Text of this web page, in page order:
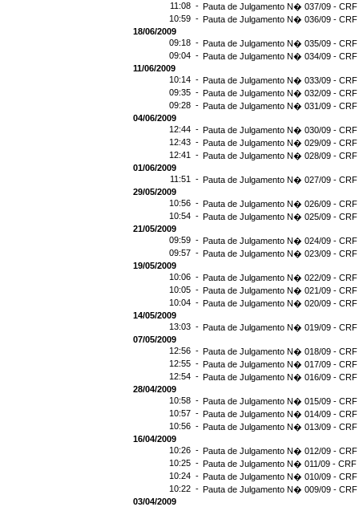
11:08 - Pauta de Julgamento N� 037/09 - CRF
10:59 - Pauta de Julgamento N� 036/09 - CRF
18/06/2009
09:18 - Pauta de Julgamento N� 035/09 - CRF
09:04 - Pauta de Julgamento N� 034/09 - CRF
11/06/2009
10:14 - Pauta de Julgamento N� 033/09 - CRF
09:35 - Pauta de Julgamento N� 032/09 - CRF
09:28 - Pauta de Julgamento N� 031/09 - CRF
04/06/2009
12:44 - Pauta de Julgamento N� 030/09 - CRF
12:43 - Pauta de Julgamento N� 029/09 - CRF
12:41 - Pauta de Julgamento N� 028/09 - CRF
01/06/2009
11:51 - Pauta de Julgamento N� 027/09 - CRF
29/05/2009
10:56 - Pauta de Julgamento N� 026/09 - CRF
10:54 - Pauta de Julgamento N� 025/09 - CRF
21/05/2009
09:59 - Pauta de Julgamento N� 024/09 - CRF
09:57 - Pauta de Julgamento N� 023/09 - CRF
19/05/2009
10:06 - Pauta de Julgamento N� 022/09 - CRF
10:05 - Pauta de Julgamento N� 021/09 - CRF
10:04 - Pauta de Julgamento N� 020/09 - CRF
14/05/2009
13:03 - Pauta de Julgamento N� 019/09 - CRF
07/05/2009
12:56 - Pauta de Julgamento N� 018/09 - CRF
12:55 - Pauta de Julgamento N� 017/09 - CRF
12:54 - Pauta de Julgamento N� 016/09 -
28/04/2009
10:58 - Pauta de Julgamento N� 015/09 - CRF
10:57 - Pauta de Julgamento N� 014/09 - CRF
10:56 - Pauta de Julgamento N� 013/09 - CRF
16/04/2009
10:26 - Pauta de Julgamento N� 012/09 - CRF
10:25 - Pauta de Julgamento N� 011/09 - CRF
10:24 - Pauta de Julgamento N� 010/09 - CRF
10:22 - Pauta de Julgamento N� 009/09 - CRF
03/04/2009